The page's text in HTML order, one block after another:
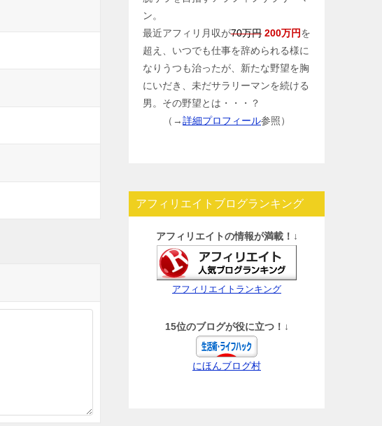
ン。
最近アフィリ月収が70万円 200万円を
超え、いつでも仕事を辞められる様に
なりうつも治ったが、新たな野望を胸
にいだき、未だサラリーマンを続ける
男。その野望とは・・・？
（→詳細プロフィール参照）
アフィリエイトブログランキング
アフィリエイトの情報が満載！↓
アフィリエイトランキング
15位のブログが役に立つ！↓
にほんブログ村